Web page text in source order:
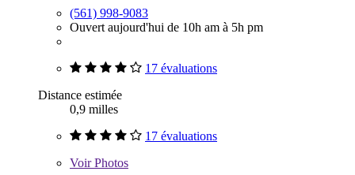
(561) 998-9083
Ouvert aujourd'hui de 10h am à 5h pm
17 évaluations
Distance estimée
0,9 milles
17 évaluations
VoirPhotos